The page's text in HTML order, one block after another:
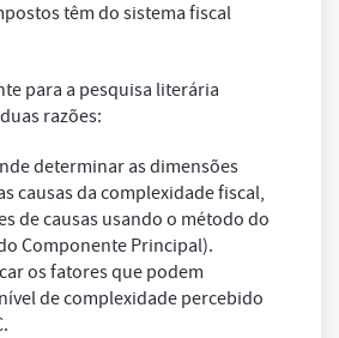
têm do sistema fiscal
para a pesquisa literária
razões:
determinar as dimensões
causas da complexidade fiscal,
de causas usando o método do
Componente Principal).
os fatores que podem
de complexidade percebido